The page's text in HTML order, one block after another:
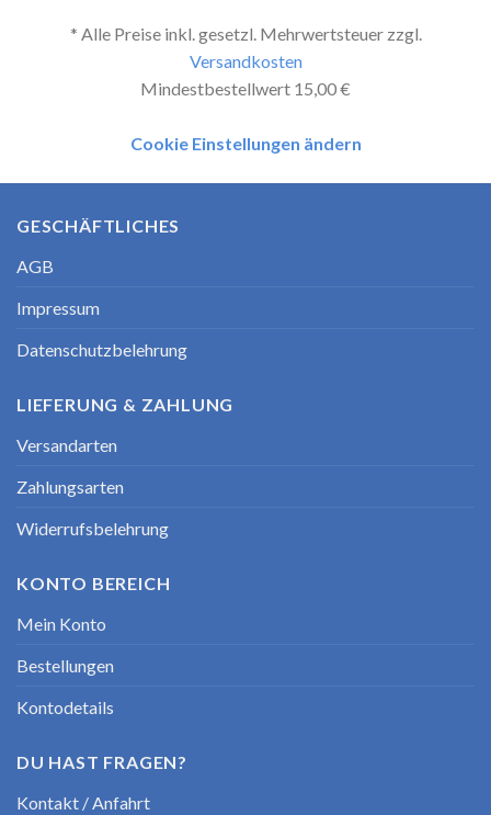
* Alle Preise inkl. gesetzl. Mehrwertsteuer zzgl.
Versandkosten
Mindestbestellwert 15,00 €
Cookie Einstellungen ändern
GESCHÄFTLICHES
AGB
Impressum
Datenschutzbelehrung
LIEFERUNG & ZAHLUNG
Versandarten
Zahlungsarten
Widerrufsbelehrung
KONTO BEREICH
Mein Konto
Bestellungen
Kontodetails
DU HAST FRAGEN?
Kontakt / Anfahrt